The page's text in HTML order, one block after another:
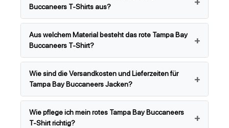
Buccaneers T-Shirts aus?
Aus welchem Material besteht das rote Tampa Bay
Buccaneers T-Shirt?
Wie sind die Versandkosten und Lieferzeiten für
Tampa Bay Buccaneers Jacken?
Wie pflege ich mein rotes Tampa Bay Buccaneers
T-Shirt richtig?